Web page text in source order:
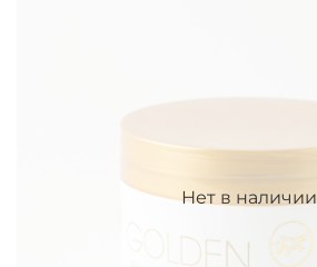
Нет в наличии